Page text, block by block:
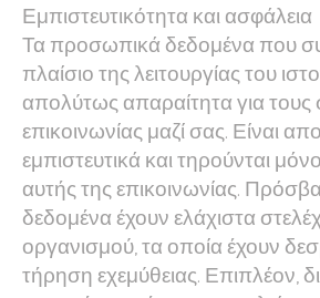
Εμπιστευτικότητα και ασφάλεια
Τα προσωπικά δεδομένα που
πλαίσιο της λειτουργίας του
απολύτως απαραίτητα για
επικοινωνίας μαζί σας. Είναι
εμπιστευτικά και τηρούνται
αυτής της επικοινωνίας.
δεδομένα έχουν ελάχιστα
οργανισμού, τα οποία έχουν
τήρηση εχεμύθειας. Επιπλέον,